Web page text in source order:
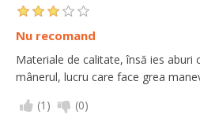
Nu recomand
Materiale de calitate, însă ies aburi
mânerul, lucru care face grea
(1 ) (0)